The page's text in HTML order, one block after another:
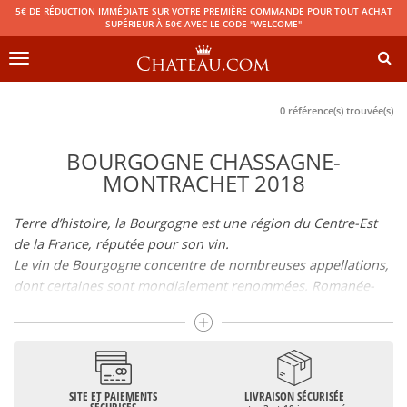
5€ DE RÉDUCTION IMMÉDIATE SUR VOTRE PREMIÈRE COMMANDE POUR TOUT ACHAT
SUPÉRIEUR À 50€ AVEC LE CODE "WELCOME"
Toggle
0 référence(s) trouvée(s)
BOURGOGNE CHASSAGNE-
MONTRACHET 2018
Terre d’histoire, la Bourgogne est une région du Centre-Est
de la France, réputée pour son vin.
Le vin de Bourgogne concentre de nombreuses appellations,
dont certaines sont mondialement renommées. Romanée-
Bourgogne qui leur est reconnu, toutes ces appellations
grand cru sont considérées comme faisant partie des
meilleurs vins français. Le Bienvenues-Bâtard-Montrachet est
également un grand vin de Bourgogne.
SITE ET PAIEMENTS LIVRAISON SÉCURISÉE